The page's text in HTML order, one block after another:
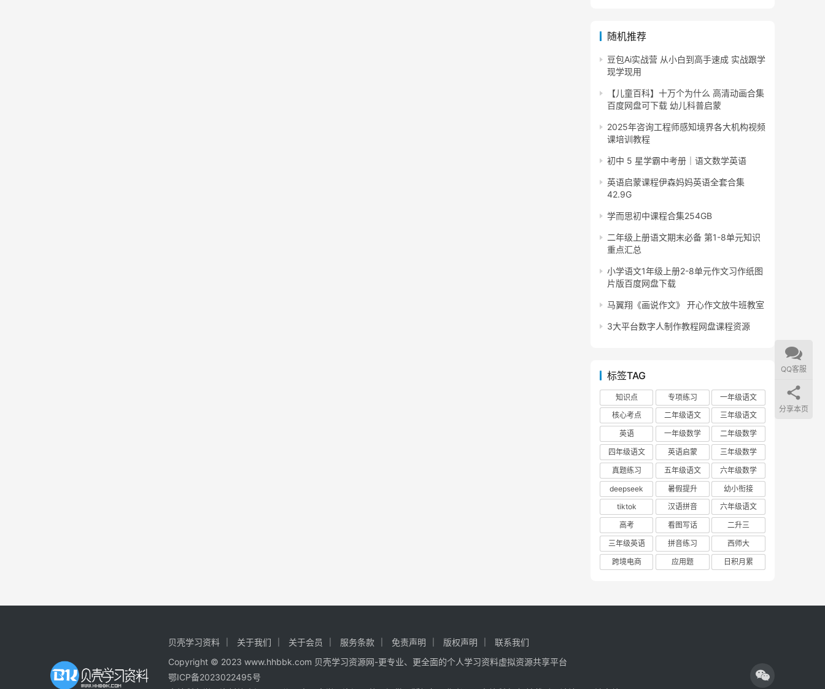
随机推荐
豆包Ai实战营 从小白到高手速成 实战跟学
现学现用
【儿童百科】十万个为什么 高清动画合集
百度网盘可下载 幼儿科普启蒙
2025年咨询工程师感知境界各大机构视频
课培训教程
初中 5 星学霸中考册｜语文数学英语
英语启蒙课程伊森妈妈英语全套合集
42.9G
学而思初中课程合集254GB
二年级上册语文期末必备 第1-8单元知识
重点汇总
小学语文1年级上册2-8单元作文习作纸图
片版百度网盘下载
马翼翔《画说作文》 开心作文放牛班教室
3大平台数字人制作教程网盘课程资源
标签TAG
知识点 专项练习
一年级语文
核心考点
二年级语文
三年级语文
英语
一年级数学
二年级数学
四年级语文
英语启蒙
三年级数学
真题练习
五年级语文
六年级数学
deepseek
暑假提升
幼小衔接
tiktok
汉语拼音
六年级语文
高考
看图写话
二升三
三年级英语
拼音练习
西师大
跨境电商
应用题 日积月累
贝壳学习资料 关于我们 关于会员 服务条款 免责声明 版权声明
联系我们
Copyright © 2023 www.hhbbk.com 贝壳学习资源网-更专业、更全面的个人学习资料虚拟资源共享平台
鄂ICP备2023022495号
QQ客服
分享本页